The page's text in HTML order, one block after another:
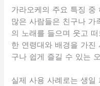
가라오케의 주요 특징 중
많은 사람들은 친구나 가
의 노래를 들으며 웃고
한 연령대와 배경을 가진
구나 쉽게 즐길 수 있는
실제 사용 사례로는 생일